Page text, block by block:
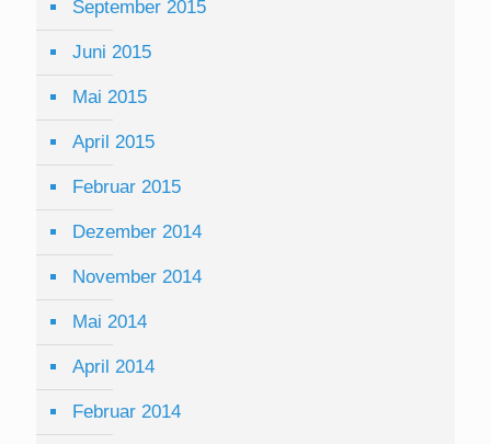
September 2015
Juni 2015
Mai 2015
April 2015
Februar 2015
Dezember 2014
November 2014
Mai 2014
April 2014
Februar 2014